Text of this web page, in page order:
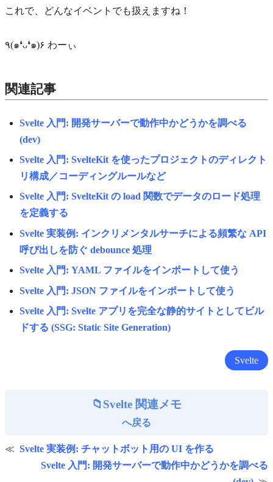
これで、どんなイベントでも扱えますね！
٩(๑❛ᴗ❛๑)۶ わーぃ
関連記事
Svelte 入門: 開発サーバーで動作中かどうかを調べる
(dev)
Svelte 入門: SvelteKit を使ったプロジェクトのディレクト
リ構成／コーディングルールなど
Svelte 入門: SvelteKit の load 関数でデータのロード処理
を定義する
Svelte 実装例: インクリメンタルサーチによる頻繁な API
呼び出しを防ぐ debounce 処理
Svelte 入門: YAML ファイルをインポートして使う
Svelte 入門: JSON ファイルをインポートして使う
Svelte 入門: Svelte アプリを完全な静的サイトとしてビル
ドする (SSG: Static Site Generation)
Svelte
Svelte 関連メモ
へ戻る
Svelte 実装例: チャットボット用の UI を作る
Svelte 入門: 開発サーバーで動作中かどうかを調べる